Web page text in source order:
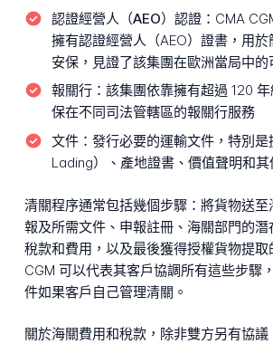
認證經營人（AEO）認證： CMA
擁有認證經營人（AEO）證書，用
安保，見證了該集團在歐洲當局中的
報關行： 該集團依靠擁有超過 120
保在不同司法管轄區的報關行服務
文件： 發行必要的運輸文件，特別是
Lading）、產地證書、價值聲明和
清關程序通常包括幾個步驟：將貨物送
報及所需文件、申報註冊、海關部門的
稅款和費用，以及最後獲得授權貨物提取
CGM 可以代表其客戶協調所有這些步驟
件如果客戶自己管理清關。
關於海關費用和稅款，除非雙方另有協